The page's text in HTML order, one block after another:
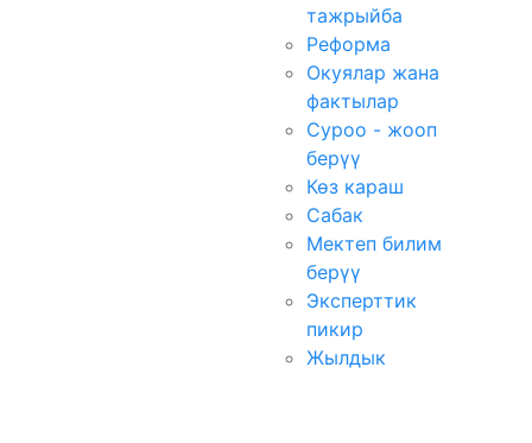
тажрыйба
Реформа
Окуялар жана
фактылар
Суроо - жооп
берүү
Көз караш
Сабак
Мектеп билим
берүү
Эксперттик
пикир
Жылдык